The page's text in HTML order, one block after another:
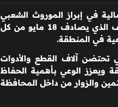
في إبراز الموروث الشعبي
وتوثيق تفاصيل الحياة القديمة، بالتزامن مع اليوم العالمي للمتاحف الذي يصادف 18 مايو من كل
في المنطقة.
تحتضن آلاف القطع والأدوات
ويعزز الوعي بأهمية الحفاظ
والزوار من داخل المحافظة